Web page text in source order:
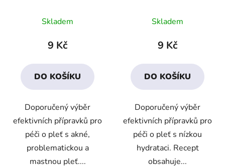
hodnocení
produktu
4,6
z
hvězdiček.
Skladem
9 Kč
DO KOŠÍKU
Doporučený výběr
efektivních přípravků pro
péči o pleť s akné,
problematickou a
mastnou pleť....
hodnocení
produktu
4,2
z
hvězdiček.
Skladem
9 Kč
DO KOŠÍKU
Doporučený výběr
efektivních přípravků pro
péči o pleť s nízkou
hydrataci. Recept
obsahuje...